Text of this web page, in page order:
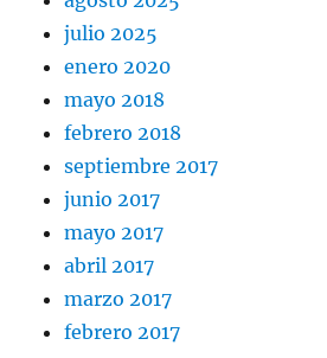
julio 2025
enero 2020
mayo 2018
febrero 2018
septiembre 2017
junio 2017
mayo 2017
abril 2017
marzo 2017
febrero 2017